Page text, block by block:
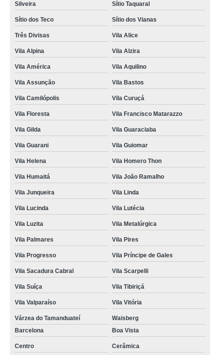
castração de cães Cata Preta
clínica que faz castração de cães e gatos Santa Maria
castração de cães agendar Rio Mogi
castração de cães agendar Vila Suíça
clínica que faz castração de gatos Vila Progresso
clínica que faz castração cachorro Vila Lutécia
Silveira Sítio Taquaral
Sítio dos Teco Sítio dos Vianas
Três Divisas Vila Alice
Vila Alpina Vila Alzira
Vila América Vila Aquilino
Vila Assunção Vila Bastos
Vila Camilópolis Vila Curuçá
Vila Floresta Vila Francisco Matarazzo
Vila Gilda Vila Guaraciaba
Vila Guarani Vila Guiomar
Vila Helena Vila Homero Thon
Vila Humaitá Vila João Ramalho
Vila Junqueira Vila Linda
Vila Lucinda Vila Lutécia
Vila Luzita Vila Metalúrgica
Vila Palmares Vila Pires
Vila Progresso Vila Príncipe de Gales
Vila Sacadura Cabral Vila Scarpelli
Vila Suíça Vila Tibiriçá
Vila Valparaíso Vila Vitória
Várzea do Tamanduateí
Waisberg
Barcelona
Boa Vista
Centro Cerâmica